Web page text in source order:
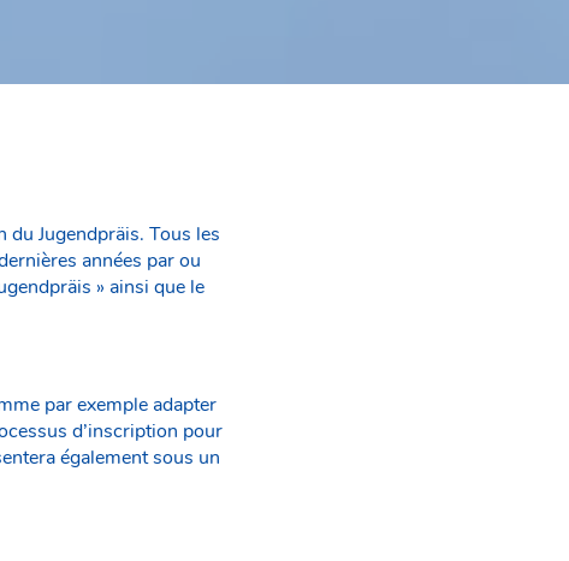
du Jugendpräis. Tous les
années par ou
» ainsi que le
par exemple adapter
d’inscription pour
également sous un